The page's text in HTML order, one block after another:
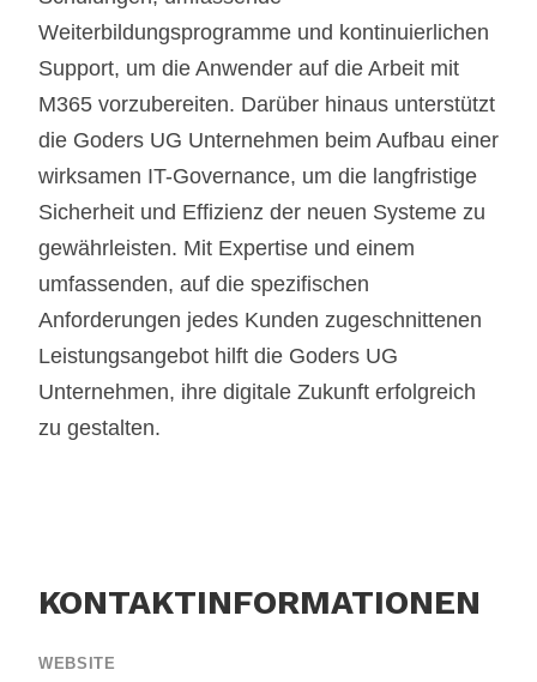
Weiterbildungsprogramme und kontinuierlichen
Support, um die Anwender auf die Arbeit mit
M365 vorzubereiten. Darüber hinaus unterstützt
die Goders UG Unternehmen beim Aufbau einer
wirksamen IT-Governance, um die langfristige
Sicherheit und Effizienz der neuen Systeme zu
gewährleisten. Mit Expertise und einem
umfassenden, auf die spezifischen
Anforderungen jedes Kunden zugeschnittenen
Leistungsangebot hilft die Goders UG
Unternehmen, ihre digitale Zukunft erfolgreich
zu gestalten.
KONTAKTINFORMATIONEN
WEBSITE